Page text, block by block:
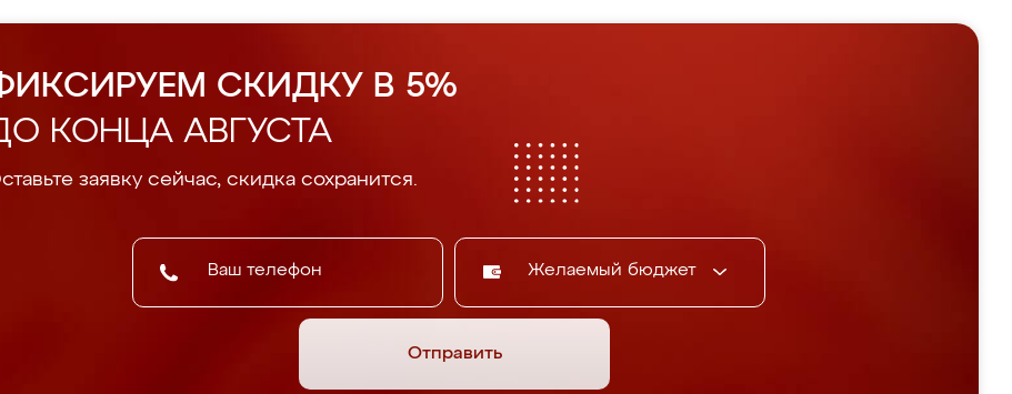
СКИДКУ В 5%
КОНЦА АВГУСТА
заявку сейчас, скидка сохранится.
Желаемый бюджет
Отправить